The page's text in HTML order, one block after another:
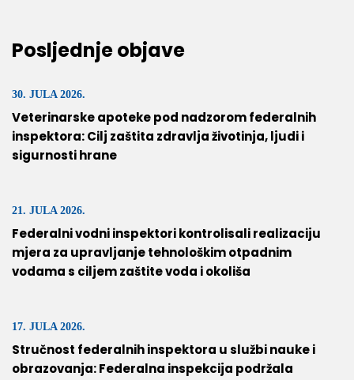
Posljednje objave
30. JULA 2026.
Veterinarske apoteke pod nadzorom federalnih
inspektora: Cilj zaštita zdravlja životinja, ljudi i
sigurnosti hrane
21. JULA 2026.
Federalni vodni inspektori kontrolisali realizaciju
mjera za upravljanje tehnološkim otpadnim
vodama s ciljem zaštite voda i okoliša
17. JULA 2026.
Stručnost federalnih inspektora u službi nauke i
obrazovanja: Federalna inspekcija podržala